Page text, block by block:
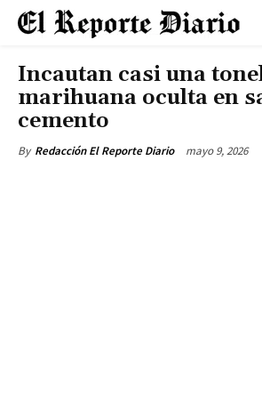
Incautan casi una
marihuana oculta en
cemento
By Redacción El Reporte Diario mayo 9, 2026